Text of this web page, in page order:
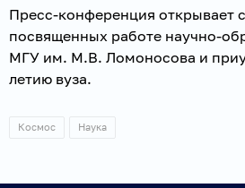
Пресс-конференция открывает
посвященных работе научно-
МГУ им. М.В. Ломоносова и
летию вуза.
Космос Наука